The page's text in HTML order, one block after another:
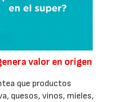
valor en origen
que productos
quesos, vinos, mieles,